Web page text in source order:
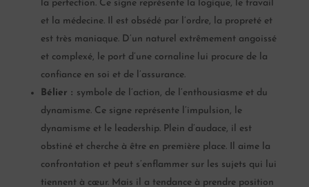
la perfection. Ce signe représente la logique, le travail
et la médecine. Il est obsédé par l’ordre, la propreté et
est très maniaque. D’un naturel extrêmement angoissé
et complexé, le port d’une cornaline lui procure de la
confiance en soi et de l’assurance.
Bélier : symbole de l’action, de l’enthousiasme et du
dynamisme. Ce signe représente l’impulsion, le
dynamisme et le leadership. Plein d’audace, il est
obstiné et cherche à être en première place. Il aime la
confrontation et peut s’enflammer sur les sujets qui lui
tiennent à cœur. Mais il a tendance à prendre position